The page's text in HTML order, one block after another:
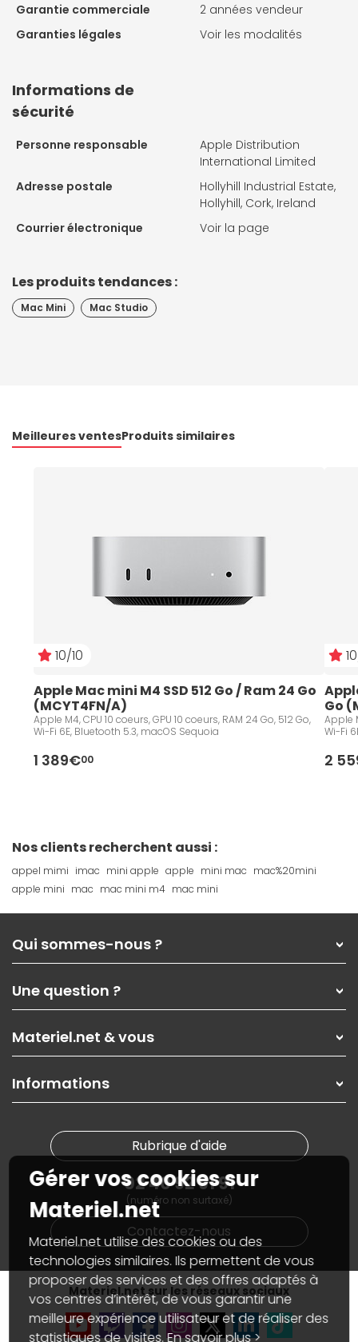
Garantie commerciale
2 années vendeur
Garanties légales
Voir les modalités
Informations de
sécurité
Personne responsable
Apple Distribution
International Limited
Adresse postale
Hollyhill Industrial Estate,
Hollyhill, Cork, Ireland
Courrier électronique
Voir la page
Les produits tendances :
Mac Mini Mac Studio
Meilleures ventesProduits similaires
10/10
Apple Mac mini M4 SSD 512 Go / Ram 24 Go
(MCYT4FN/A)
Apple M4, CPU 10 coeurs, GPU 10 coeurs, RAM 24 Go, 512 Go,
Wi-Fi 6E, Bluetooth 5.3, macOS Sequoia
1 389€00
Go
Apple
Wi-Fi
2
Nos clients recherchent aussi :
appel mimi imac mini apple apple mini mac mac%20mini
apple mini mac mac mini m4 mac mini
Qui sommes-nous ?
Nos services
Les magasins Materiel.net
Nos solutions pour les pros
Contactez-nous
Une question ?
Paiement, livraison
Garanties,Pack Zen
SAV, demander un retour
Informations
Materiel.net & vous
On rachète votre carte graphique
PC sur mesure : Votre RDV personnalisé
Materiel.net recrute
Notre programme d'affiliation
Partenariat & Sponsoring
Informations
Nos marques
Conditions générales de vente
Marketplace
Informations légales
Données personnellesetcookies
Gérer vos cookies
Accessibilité : non conforme
Rubrique d'aide
02 40 92 91 91
(numéro non surtaxé)
Contactez-nous
Materiel.net sur les réseaux sociaux
Gérer vos cookies sur
Materiel.net
Materiel.net utilise des cookies ou des
technologies similaires. Ils permettent de vous
proposer des services et des offres adaptés à
vos centres d’intérêt, de vous garantir une
meilleure expérience utilisateur et de réaliser des
statistiques de visites.En savoir plus >